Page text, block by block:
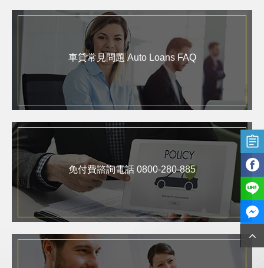
車貸常見問題 Auto Loans FAQ
免付費諮詢電話 0800-280-885